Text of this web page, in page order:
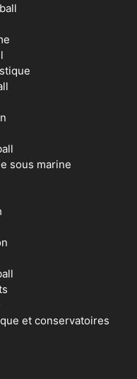
sous marine
et conservatoires